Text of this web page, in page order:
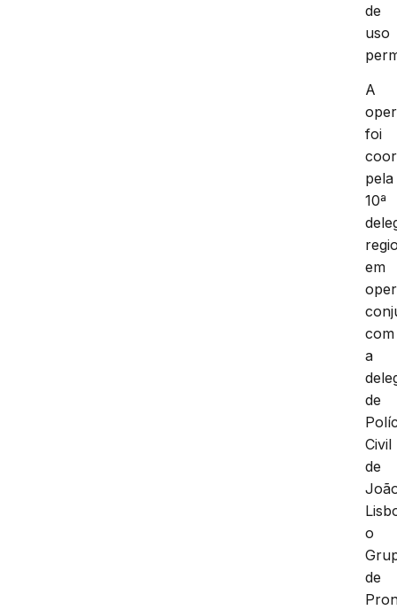
de
uso
A
foi
pela
10ª
em
com
a
de
Civil
de
o
de